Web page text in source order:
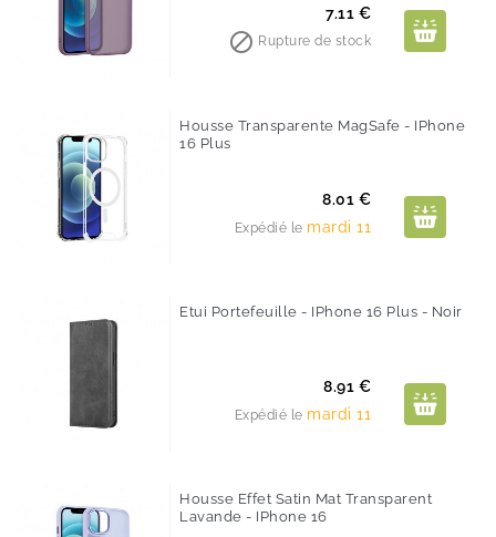
Prix
7.11 €
 Rupture de stock
Housse Transparente MagSafe - IPhone
16 Plus
Prix
8.01 €
Expédié le mardi 11
Etui Portefeuille - IPhone 16 Plus - Noir
Prix
8.91 €
Expédié le mardi 11
Housse Effet Satin Mat Transparent
Lavande - IPhone 16